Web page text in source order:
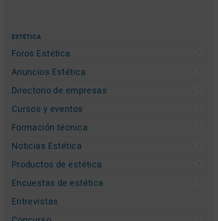
ESTÉTICA
Foros Estética
Anuncios Estética
Directorio de empresas
Cursos y eventos
Formación técnica
Noticias Estética
Productos de estética
Encuestas de estética
Entrevistas